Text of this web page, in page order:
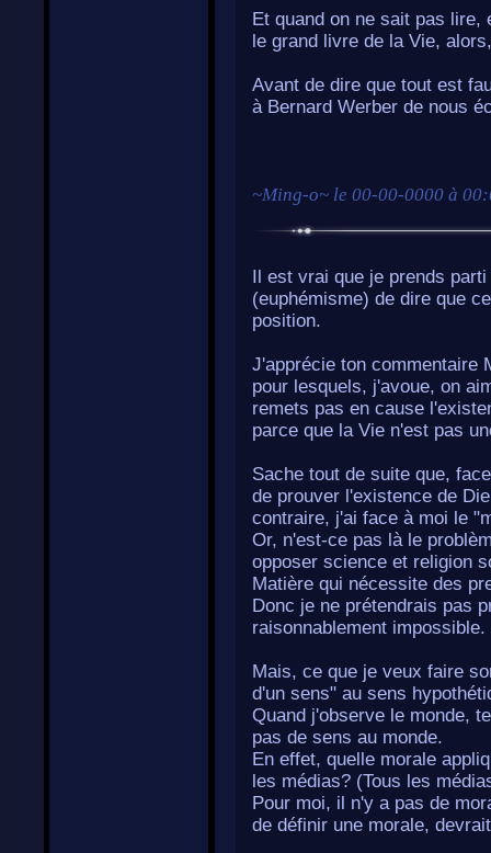
Et quand on ne sait pas lire,
le grand livre de la Vie,
Avant de dire que tout est
à Bernard Werber de nous
~Ming-o~ le 00-00-0000 à
Il est vrai que je prends
(euphémisme) de dire que
position.
J'apprécie ton commentaire
pour lesquels, j'avoue, on
remets pas en cause
parce que la Vie n'est pas
Sache tout de suite que,
de prouver l'existence de
contraire, j'ai face à moi le
Or, n'est-ce pas là le
opposer science et religion
Matière qui nécessite des
Donc je ne prétendrais pas
raisonnablement impossible.
Mais, ce que je veux faire
d'un sens" au sens
Quand j'observe le monde,
pas de sens au monde.
En effet, quelle morale
les médias? (Tous les
Pour moi, il n'y a pas de
de définir une morale,